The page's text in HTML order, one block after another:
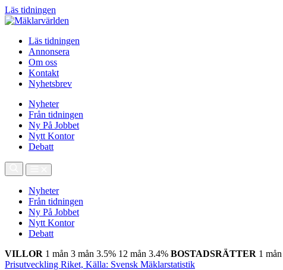
Läs tidningen
Läs tidningen
Annonsera
Om oss
Kontakt
Nyhetsbrev
Nyheter
Från tidningen
Ny På Jobbet
Nytt Kontor
Debatt
Nyheter
Från tidningen
Ny På Jobbet
Nytt Kontor
Debatt
VILLOR 1 mån 3 mån 3.5% 12 mån 3.4% BOSTADSRÄTTER 1 mån
Prisutveckling Riket, Källa: Svensk Mäklarstatistik